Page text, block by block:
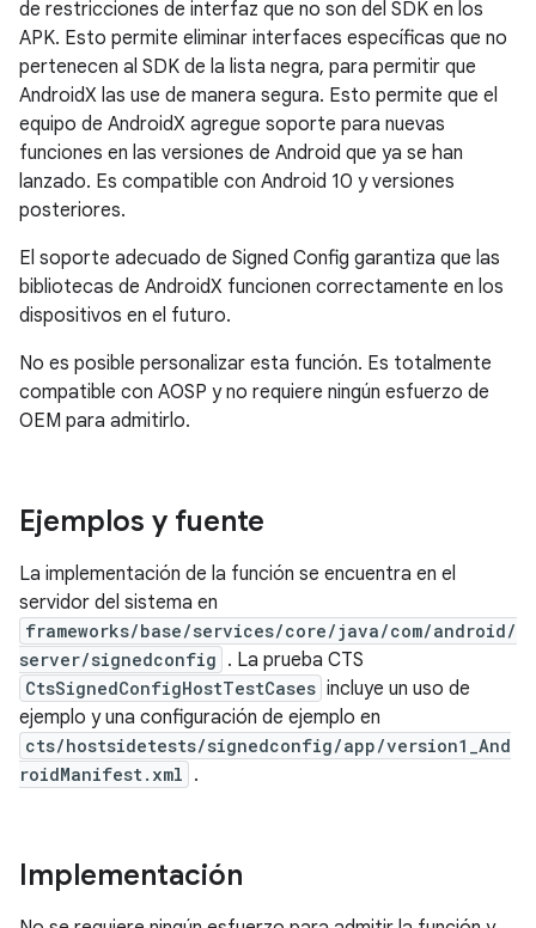
de restricciones de interfaz que no son del SDK en los
APK. Esto permite eliminar interfaces específicas que no
pertenecen al SDK de la lista negra, para permitir que
AndroidX las use de manera segura. Esto permite que el
equipo de AndroidX agregue soporte para nuevas
funciones en las versiones de Android que ya se han
lanzado. Es compatible con Android 10 y versiones
posteriores.
El soporte adecuado de Signed Config garantiza que las
bibliotecas de AndroidX funcionen correctamente en los
dispositivos en el futuro.
No es posible personalizar esta función. Es totalmente
compatible con AOSP y no requiere ningún esfuerzo de
OEM para admitirlo.
Ejemplos y fuente
La implementación de la función se encuentra en el
servidor del sistema en
frameworks/base/services/core/java/com/android/
server/signedconfig . La prueba CTS
CtsSignedConfigHostTestCases incluye un uso de
ejemplo y una configuración de ejemplo en
cts/hostsidetests/signedconfig/app/version1_And
roidManifest.xml .
Implementación